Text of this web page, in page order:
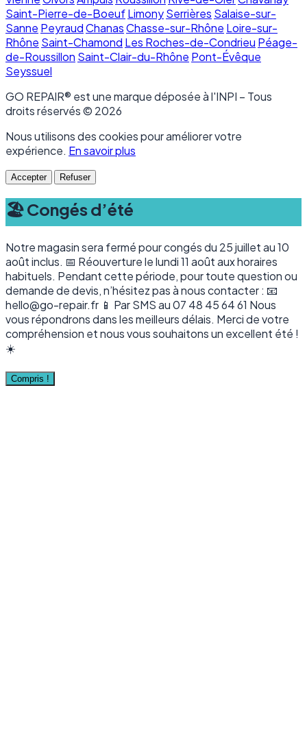
Saint-Pierre-de-BoeufLimonySerrières Salaise-sur-
Sanne PeyraudChanasChasse-sur-Rhône Loire-sur-
Rhône Saint-Chamond Les Roches-de-Condrieu Péage-
de-Roussillon Saint-Clair-du-Rhône Pont-Évêque
Seyssuel
GO REPAIR® est une marque déposée à l'INPI – Tous
droits réservés © 2026
Nous utilisons des cookies pour améliorer votre
expérience. En savoir plus
Accepter Refuser
🏖️ Congés d’été
Notre magasin sera fermé pour congés du 25 juillet au 10
août inclus. 📅 Réouverture le lundi 11 août aux horaires
habituels. Pendant cette période, pour toute question ou
demande de devis, n’hésitez pas à nous contacter : 📧
hello@go-repair.fr 📱 Par SMS au 07 48 45 64 61 Nous
vous répondrons dans les meilleurs délais. Merci de votre
compréhension et nous vous souhaitons un excellent été !
☀️
Compris !